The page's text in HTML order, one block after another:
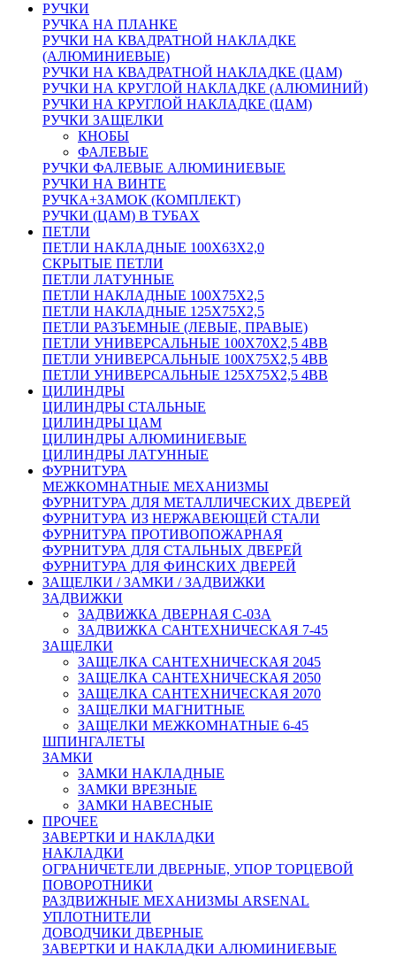
РУЧКИ
РУЧКА НА ПЛАНКЕ
РУЧКИ НА КВАДРАТНОЙ НАКЛАДКЕ
(АЛЮМИНИЕВЫЕ)
РУЧКИ НА КВАДРАТНОЙ НАКЛАДКЕ (ЦАМ)
РУЧКИ НА КРУГЛОЙ НАКЛАДКЕ (АЛЮМИНИЙ)
РУЧКИ НА КРУГЛОЙ НАКЛАДКЕ (ЦАМ)
РУЧКИ ЗАЩЕЛКИ
КНОБЫ
ФАЛЕВЫЕ
РУЧКИ ФАЛЕВЫЕ АЛЮМИНИЕВЫЕ
РУЧКИ НА ВИНТЕ
РУЧКА+ЗАМОК (КОМПЛЕКТ)
РУЧКИ (ЦАМ) В ТУБАХ
ПЕТЛИ
ПЕТЛИ НАКЛАДНЫЕ 100Х63Х2,0
СКРЫТЫЕ ПЕТЛИ
ПЕТЛИ ЛАТУННЫЕ
ПЕТЛИ НАКЛАДНЫЕ 100Х75Х2,5
ПЕТЛИ НАКЛАДНЫЕ 125Х75Х2,5
ПЕТЛИ РАЗЪЕМНЫЕ (ЛЕВЫЕ, ПРАВЫЕ)
ПЕТЛИ УНИВЕРСАЛЬНЫЕ 100Х70Х2,5 4BB
ПЕТЛИ УНИВЕРСАЛЬНЫЕ 100Х75Х2,5 4BB
ПЕТЛИ УНИВЕРСАЛЬНЫЕ 125Х75Х2,5 4BB
ЦИЛИНДРЫ
ЦИЛИНДРЫ СТАЛЬНЫЕ
ЦИЛИНДРЫ ЦАМ
ЦИЛИНДРЫ АЛЮМИНИЕВЫЕ
ЦИЛИНДРЫ ЛАТУННЫЕ
ФУРНИТУРА
МЕЖКОМНАТНЫЕ МЕХАНИЗМЫ
ФУРНИТУРА ДЛЯ МЕТАЛЛИЧЕСКИХ ДВЕРЕЙ
ФУРНИТУРА ИЗ НЕРЖАВЕЮЩЕЙ СТАЛИ
ФУРНИТУРА ПРОТИВОПОЖАРНАЯ
ФУРНИТУРА ДЛЯ СТАЛЬНЫХ ДВЕРЕЙ
ФУРНИТУРА ДЛЯ ФИНСКИХ ДВЕРЕЙ
ЗАЩЕЛКИ / ЗАМКИ / ЗАДВИЖКИ
ЗАДВИЖКИ
ЗАДВИЖКА ДВЕРНАЯ C-03A
ЗАДВИЖКА САНТЕХНИЧЕСКАЯ 7-45
ЗАЩЕЛКИ
ЗАЩЕЛКА САНТЕХНИЧЕСКАЯ 2045
ЗАЩЕЛКА САНТЕХНИЧЕСКАЯ 2050
ЗАЩЕЛКА САНТЕХНИЧЕСКАЯ 2070
ЗАЩЕЛКИ МАГНИТНЫЕ
ЗАЩЕЛКИ МЕЖКОМНАТНЫЕ 6-45
ШПИНГАЛЕТЫ
ЗАМКИ
ЗАМКИ НАКЛАДНЫЕ
ЗАМКИ ВРЕЗНЫЕ
ЗАМКИ НАВЕСНЫЕ
ПРОЧЕЕ
ЗАВЕРТКИ И НАКЛАДКИ
НАКЛАДКИ
ОГРАНИЧЕТЕЛИ ДВЕРНЫЕ, УПОР ТОРЦЕВОЙ
ПОВОРОТНИКИ
РАЗДВИЖНЫЕ МЕХАНИЗМЫ ARSENAL
УПЛОТНИТЕЛИ
ДОВОДЧИКИ ДВЕРНЫЕ
ЗАВЕРТКИ И НАКЛАДКИ АЛЮМИНИЕВЫЕ